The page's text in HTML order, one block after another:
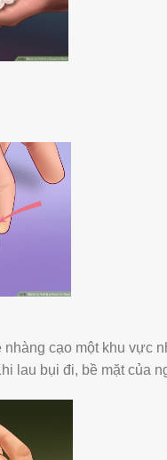
cạo một khu vực
lau bụi đi, bề mặt của